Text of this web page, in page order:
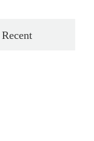
Recent